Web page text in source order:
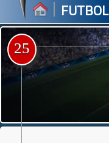
| FUTBOL
25